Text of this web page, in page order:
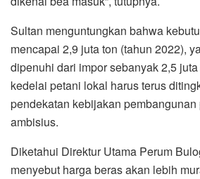
Sultan menguntungkan bahwa
mencapai 2,9 juta ton (tahun 2022),
dipenuhi dari impor sebanyak 2,5
kedelai petani lokal harus terus
pendekatan kebijakan
ambisius.
Diketahui Direktur Utama Perum
menyebut harga beras akan lebih